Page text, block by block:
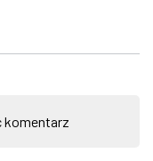
komentarz